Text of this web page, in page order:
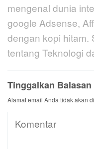
mengenal dunia
google Adsense,
dengan kopi hitam.
tentang Teknologi
Tinggalkan Balasan
Alamat email Anda tidak akan